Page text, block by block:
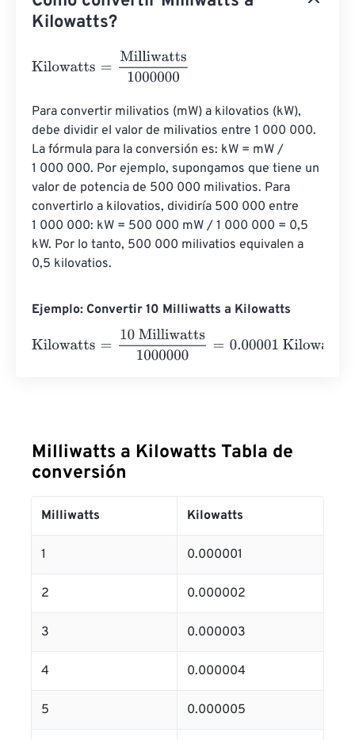
Kilowatts?
Kilowatts = Milliwatts1000000
Para convertir milivatios (mW) a kilovatios (kW),
debe dividir el valor de milivatios entre 1 000 000.
La fórmula para la conversión es: kW = mW /
1 000 000. Por ejemplo, supongamos que tiene un
valor de potencia de 500 000 milivatios. Para
convertirlo a kilovatios, dividiría 500 000 entre
1 000 000: kW = 500 000 mW / 1 000 000 = 0,5
kW. Por lo tanto, 500 000 milivatios equivalen a
0,5 kilovatios.
Ejemplo: Convertir 10 Milliwatts a Kilowatts
Kilowatts = 10 Milliwatts1000000 0.00001 Kilowatts
Milliwatts a Kilowatts Tabla de
conversión
Milliwatts Kilowatts
1 0.000001
2 0.000002
3 0.000003
4 0.000004
5 0.000005